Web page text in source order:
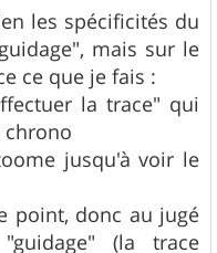
les spécificités du
mais sur le
ce que je fais :
la trace" qui
chrono
jusqu'à voir le
point, donc au jugé
(la trace